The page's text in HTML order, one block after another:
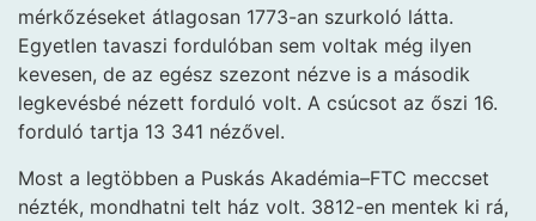
mérkőzéseket átlagosan 1773-an szurkoló látta.
Egyetlen tavaszi fordulóban sem voltak még ilyen
kevesen, de az egész szezont nézve is a második
legkevésbé nézett forduló volt. A csúcsot az őszi 16.
forduló tartja 13 341 nézővel.
Most a legtöbben a Puskás Akadémia–FTC meccset
nézték, mondhatni telt ház volt. 3812-en mentek ki rá,